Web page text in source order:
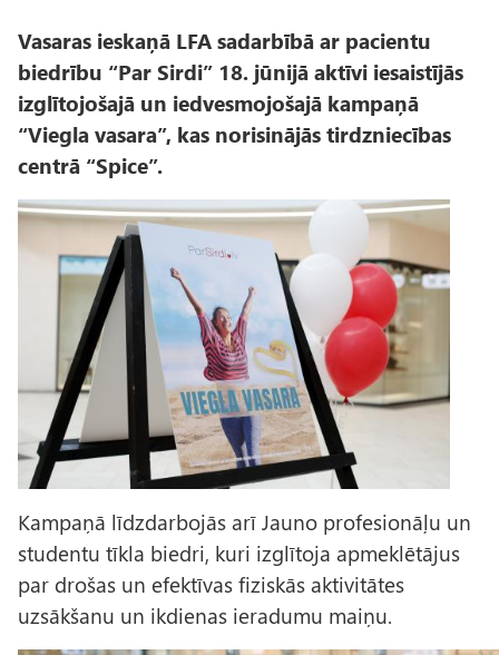
Vasaras ieskaņā LFA sadarbībā ar pacientu
biedrību “Par Sirdi” 18. jūnijā aktīvi iesaistījās
izglītojošajā un iedvesmojošajā kampaņā
“Viegla vasara”, kas norisinājās tirdzniecības
centrā “Spice”.
A
t
Kampaņā līdzdarbojās arī Jauno profesionāļu un
studentu tīkla biedri, kuri izglītoja apmeklētājus
par drošas un efektīvas fiziskās aktivitātes
uzsākšanu un ikdienas ieradumu maiņu.